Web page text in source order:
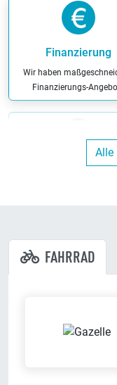
Finanzierung
Wir haben
Finanzierungs-
Werkstatt
Wir bilden aus
Alle
FAHRRAD